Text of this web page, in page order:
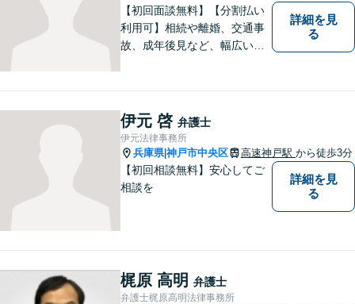
ます
【初回面談無料】【分割払い
利用可】相続や離婚、交通事
故、成年後見など、幅広い法
し、事前見積もりを実施して
いるため、費用面でもご安心
いただけます。【神戸駅6分】
詳細を見
る
伊元 啓 弁護士
伊元法律事務所
兵庫県|神戸市中央区 高速神戸駅 から徒歩3分
【初回相談無料】安心してご
相談を
詳細を見
る
梶原 高明 弁護士
弁護士梶原高明法律事務所